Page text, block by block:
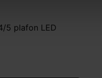
5 plafon LED